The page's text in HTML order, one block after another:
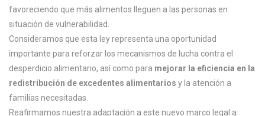
favoreciendo que más alimentos lleguen a las personas en
situación de vulnerabilidad.
Consideramos que esta ley representa una oportunidad
importante para reforzar los mecanismos de lucha contra el
desperdicio alimentario, así como para mejorar la eficiencia en la
redistribución de excedentes alimentarios y la atención a
familias necesitadas.
Reafirmamos nuestra adaptación a este nuevo marco legal a